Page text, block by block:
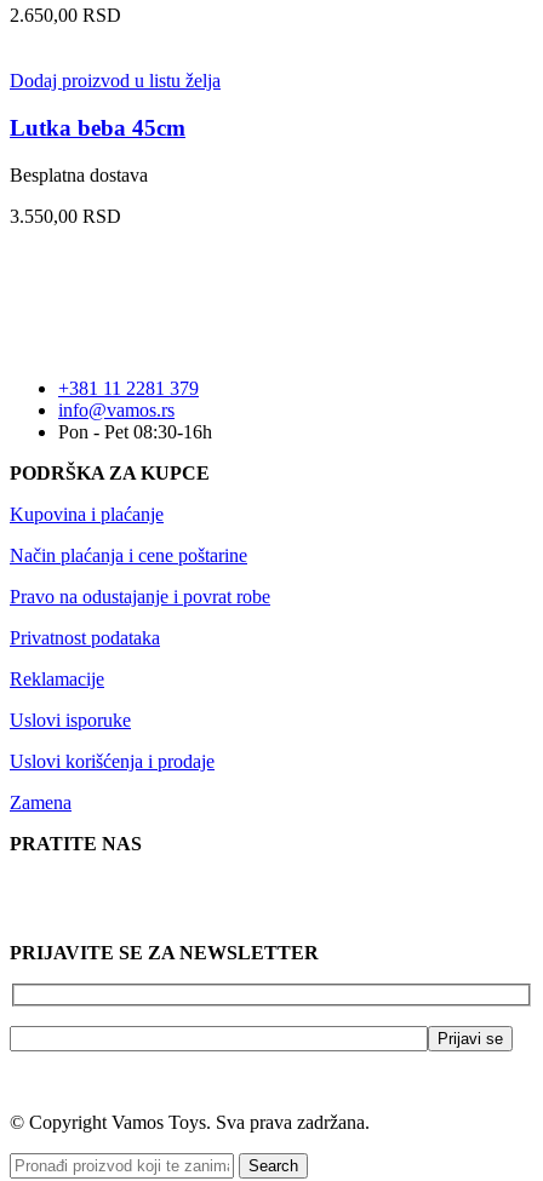
2.650,00 RSD
Dodaj proizvod u listu želja
Lutka beba 45cm
Besplatna dostava
3.550,00 RSD
+381 11 2281 379
info@vamos.rs
Pon - Pet 08:30-16h
PODRŠKA ZA KUPCE
Kupovina i plaćanje
Način plaćanja i cene poštarine
Pravo na odustajanje i povrat robe
Privatnost podataka
Reklamacije
Uslovi isporuke
Uslovi korišćenja i prodaje
Zamena
PRATITE NAS
PRIJAVITE SE ZA NEWSLETTER
© Copyright Vamos Toys. Sva prava zadržana.
Search